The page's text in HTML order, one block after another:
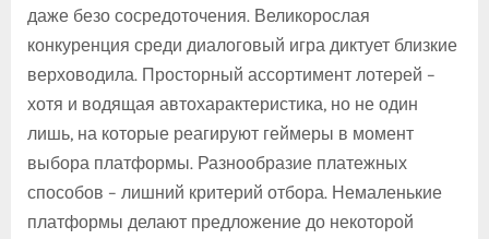
даже безо сосредоточения. Великорослая
конкуренция среди диалоговый игра диктует близкие
верховодила. Просторный ассортимент лотерей –
хотя и водящая автохарактеристика, но не один
лишь, на которые реагируют геймеры в момент
выбора платформы. Разнообразие платежных
способов – лишний критерий отбора. Немаленькие
платформы делают предложение до некоторой